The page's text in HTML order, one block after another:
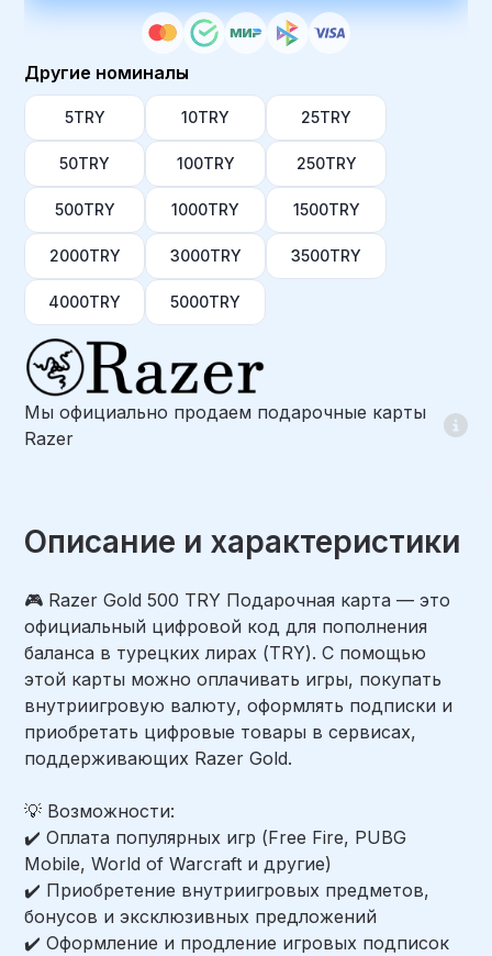
Другие номиналы
5TRY 10TRY 25TRY
50TRY 100TRY 250TRY
500TRY 1000TRY 1500TRY
2000TRY 3000TRY 3500TRY
4000TRY 5000TRY
Мы официально продаем подарочные карты
Razer
Описание и характеристики
🎮 Razer Gold 500 TRY Подарочная карта — это
официальный цифровой код для пополнения
баланса в турецких лирах (TRY). С помощью
этой карты можно оплачивать игры, покупать
внутриигровую валюту, оформлять подписки и
приобретать цифровые товары в сервисах,
поддерживающих Razer Gold.
💡 Возможности:
✔️ Оплата популярных игр (Free Fire, PUBG
Mobile, World of Warcraft и другие)
✔️ Приобретение внутриигровых предметов,
бонусов и эксклюзивных предложений
✔️ Оформление и продление игровых подписок